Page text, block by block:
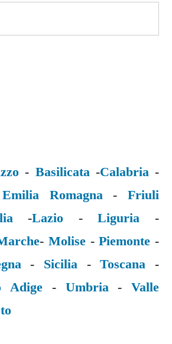
- Basilicata-Calabria-
Emilia Romagna-Friuli
-Lazio -Liguria -
-Molise -Piemonte -
- Sicilia -Toscana -
Adige - Umbria-Valle